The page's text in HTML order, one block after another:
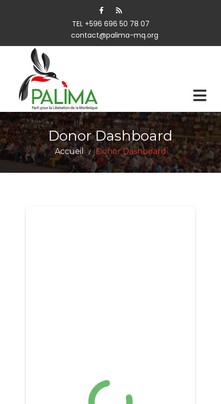
TEL +596 696 50 78 07
contact@palima-mq.org
Donor Dashboard
Accueil / Donor Dashboard